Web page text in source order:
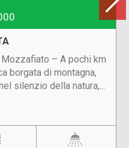
– A pochi km
borgata di montagna,
silenzio della natura,...